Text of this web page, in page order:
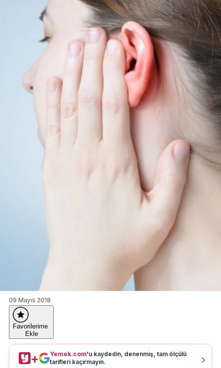
09 Mayıs 2018
Favorilerime
Ekle
+ Yemek.com'u kaydedin, denenmiş, tam ölçülü
tarifleri kaçırmayın.